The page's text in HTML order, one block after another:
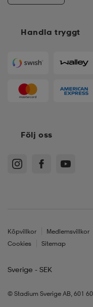
Handla tryggt
Följ oss
Köpvillkor Medlemsvillkor
Cookies
Sitemap
Sverige - SEK
© Stadium Sverige AB, 601